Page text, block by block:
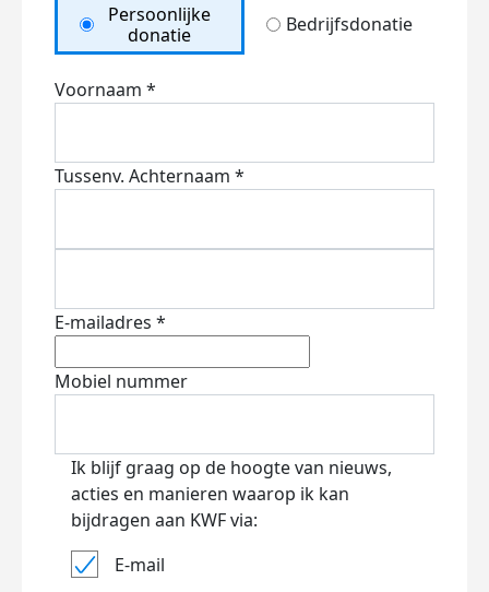
Persoonlijke
donatie
Bedrijfsdonatie
Voornaam *
Tussenv. Achternaam *
E-mailadres *
Mobiel nummer
Ik blijf graag op de hoogte van nieuws,
acties en manieren waarop ik kan
bijdragen aan KWF via:
E-mail